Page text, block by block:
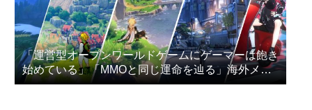
「運営型オープンワールドゲームにゲーマーは飽き
始めている」「MMOと同じ運命を辿る」海外メデ
ィアが指摘